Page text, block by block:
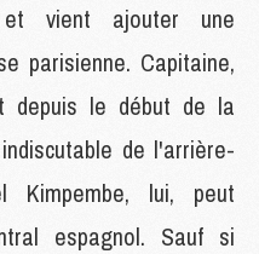
et vient ajouter une
parisienne. Capitaine,
depuis le début de la
de l'arrière-
Kimpembe, lui, peut
espagnol. Sauf si